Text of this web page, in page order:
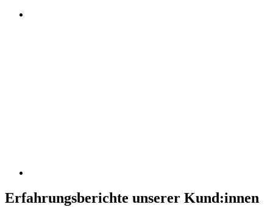
Erfahrungsberichte unserer Kund:innen